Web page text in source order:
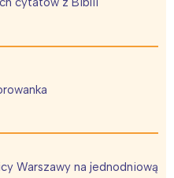
Warszawy na jednodniową